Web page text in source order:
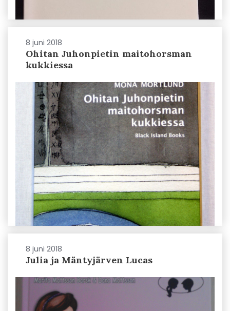
8 juni 2018
Ohitan Juhonpietin maitohorsman
kukkiessa
8 juni 2018
Julia ja Mäntyjärven Lucas